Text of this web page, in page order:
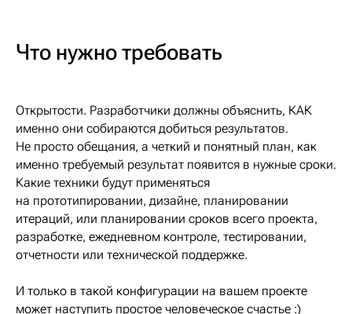
Что нужно требовать
Открытости. Разработчики должны объяснить, КАК
именно они собираются добиться результатов.
Не просто обещания, а четкий и понятный план, как
именно требуемый результат появится в нужные сроки.
Какие техники будут применяться
на прототипировании, дизайне, планировании
итераций, или планировании сроков всего проекта,
разработке, ежедневном контроле, тестировании,
отчетности или технической поддержке.
И только в такой конфигурации на вашем проекте
может наступить простое человеческое счастье :)